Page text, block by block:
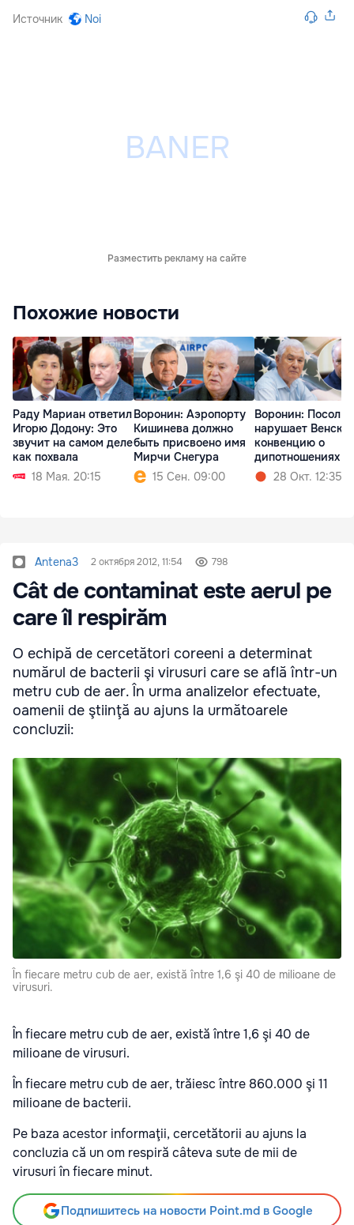
Источник Noi
Разместить рекламу на сайте
Похожие новости
Раду Мариан ответил
Игорю Додону: Это
звучит на самом деле
как похвала
18 Мая. 20:15
Воронин: Аэропорту
Кишинева должно
быть присвоено имя
Мирчи Снегура
15 Сен. 09:00
Воронин: Посол
нарушает
конвенцию о
дипотношениях
28 Окт. 12:35
Antena3 2 октября 2012, 11:54 798
Cât de contaminat este aerul pe
care îl respirăm
O echipă de cercetători coreeni a determinat
numărul de bacterii şi virusuri care se află într-un
metru cub de aer. În urma analizelor efectuate,
oamenii de ştiinţă au ajuns la următoarele
concluzii:
În fiecare metru cub de aer, există între 1,6 şi 40 de milioane de
virusuri.
În fiecare metru cub de aer, există între 1,6 şi 40 de
milioane de virusuri.
În fiecare metru cub de aer, trăiesc între 860.000 şi 11
milioane de bacterii.
Pe baza acestor informaţii, cercetătorii au ajuns la
concluzia că un om respiră câteva sute de mii de
virusuri în fiecare minut.
Подпишитесь на новости Point.md в Google